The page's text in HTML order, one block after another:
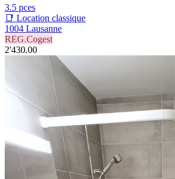
3.5 pces
📑 Location classique
1004 Lausanne
REG.Cogest
2'430.00